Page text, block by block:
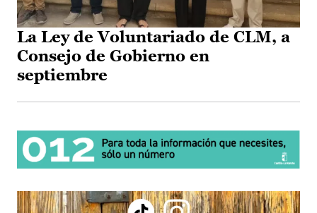
La Ley de Voluntariado de CLM, a
Consejo de Gobierno en
septiembre